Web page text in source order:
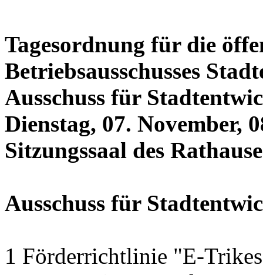
Tagesordnung für die
Betriebsausschusses
Ausschuss für
Dienstag, 07. November,
Sitzungssaal des
Ausschuss für
1 Förderrichtlinie "E-